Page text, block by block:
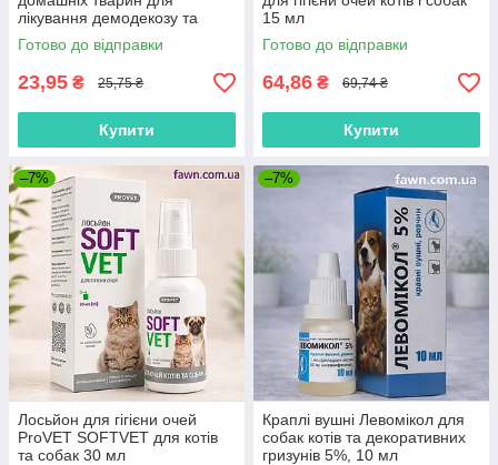
лікування демодекозу та
отодектозу 10 мл
Готово до відправки
23,95 ₴ 25,75 ₴
Купити
15 мл
Готово до відправки
64,86 ₴ 69,74 ₴
Купити
–7%
Лосьйон для гігієни очей
ProVET SOFTVET для котів
та собак 30 мл
–7%
Краплі вушні Левомікол для
собак котів та декоративних
гризунів 5%, 10 мл